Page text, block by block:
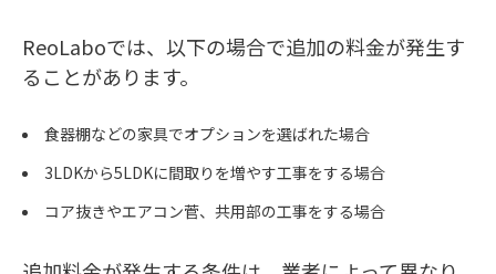
ReoLaboでは、以下の場合で追加の料金が発生す
ることがあります。
食器棚などの家具でオプションを選ばれた場合
3LDKから5LDKに間取りを増やす工事をする場合
コア抜きやエアコン菅、共用部の工事をする場合